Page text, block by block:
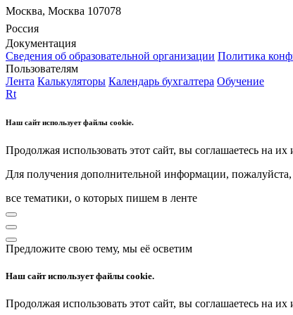
Москва, Москва 107078
Россия
Документация
Сведения об образовательной организации Политика
Пользователям
Лента Калькуляторы Календарь бухгалтера Обучение
Rt
Наш сайт использует файлы cookie.
Продолжая использовать этот сайт, вы соглашаетесь на
Для получения дополнительной информации, пожалуйста,
все тематики, о которых пишем в ленте
Предложите свою тему, мы её осветим
Наш сайт использует файлы cookie.
Продолжая использовать этот сайт, вы соглашаетесь на их